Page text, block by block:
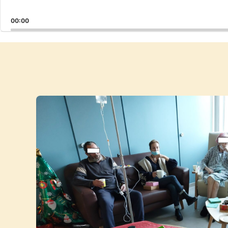
00:00